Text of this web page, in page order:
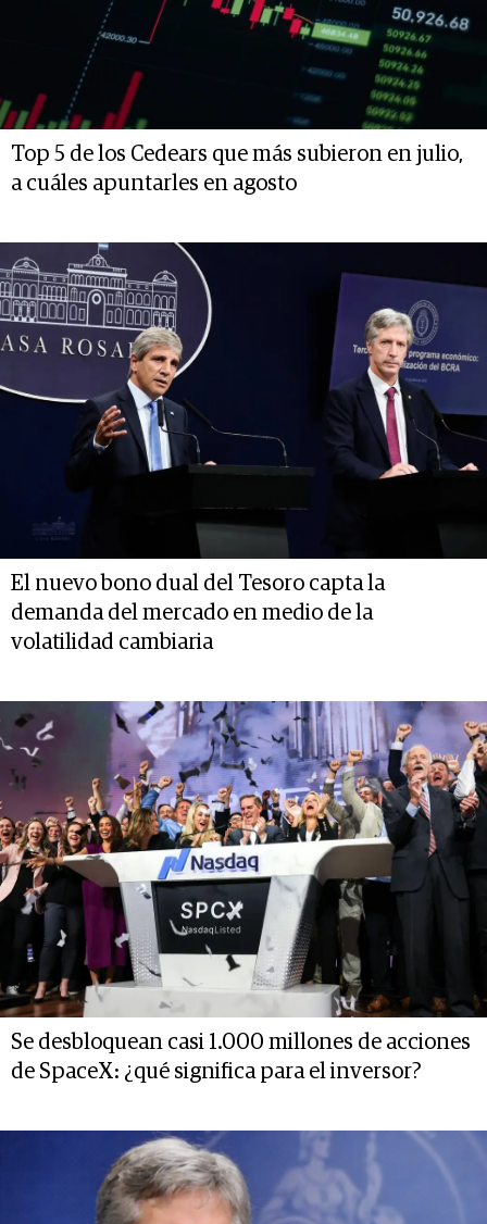
Top 5 de los Cedears que más subieron en julio,
a cuáles apuntarles en agosto
El nuevo bono dual del Tesoro capta la
demanda del mercado en medio de la
volatilidad cambiaria
Se desbloquean casi 1.000 millones de acciones
de SpaceX: ¿qué significa para el inversor?